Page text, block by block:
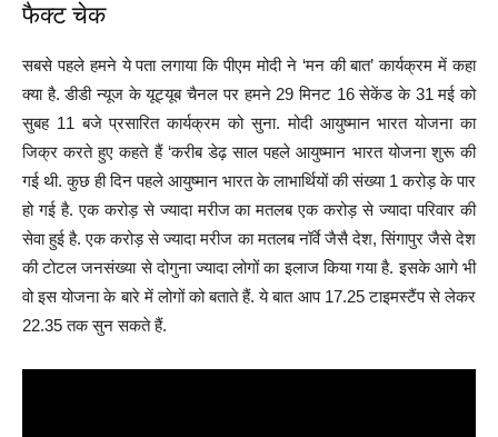
फैक्ट चेक
सबसे पहले हमने ये पता लगाया कि पीएम मोदी ने ‘मन की बात’ कार्यक्रम में कहा
क्या है. डीडी न्यूज के यूट्यूब चैनल पर हमने 29 मिनट 16 सेकेंड के 31 मई को
सुबह 11 बजे प्रसारित कार्यक्रम को सुना. मोदी आयुष्मान भारत योजना का
जिक्र करते हुए कहते हैं ‘करीब डेढ़ साल पहले आयुष्मान भारत योजना शुरू की
गई थी. कुछ ही दिन पहले आयुष्मान भारत के लाभार्थियों की संख्या 1 करोड़ के पार
हो गई है. एक करोड़ से ज्यादा मरीज का मतलब एक करोड़ से ज्यादा परिवार की
सेवा हुई है. एक करोड़ से ज्यादा मरीज का मतलब नॉर्वे जैसै देश, सिंगापुर जैसे देश
की टोटल जनसंख्या से दोगुना ज्यादा लोगों का इलाज किया गया है. इसके आगे भी
वो इस योजना के बारे में लोगों को बताते हैं. ये बात आप 17.25 टाइमस्टैंप से लेकर
22.35 तक सुन सकते हैं.